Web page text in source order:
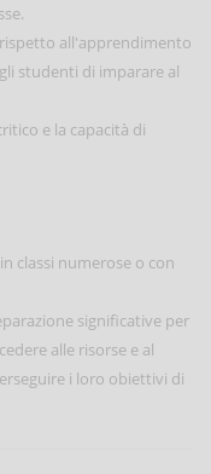
all'apprendimento
studenti di imparare al
e la capacità di
classi numerose o con
significative per
alle risorse e al
i loro obiettivi di